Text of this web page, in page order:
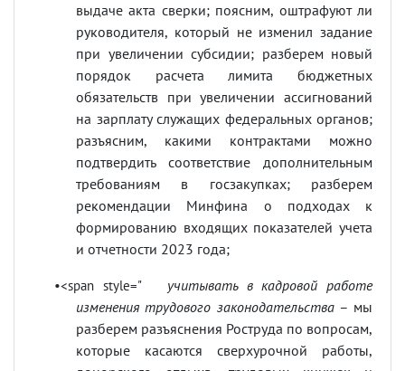
выдаче акта сверки; поясним, оштрафуют ли
руководителя, который не изменил задание
при увеличении субсидии; разберем новый
порядок расчета лимита бюджетных
обязательств при увеличении ассигнований
на зарплату служащих федеральных органов;
разъясним, какими контрактами можно
подтвердить соответствие дополнительным
требованиям в госзакупках; разберем
рекомендации Минфина о подходах к
формированию входящих показателей учета
и отчетности 2023 года;
•<span style=" учитывать в кадровой работе
изменения трудового законодательства– мы
разберем разъяснения Роструда по вопросам,
которые касаются сверхурочной работы,